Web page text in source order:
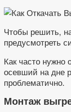
Чтобы решить,
предусмотреть
Как часто нужно
осевший на дне
проблематично.
Монтаж